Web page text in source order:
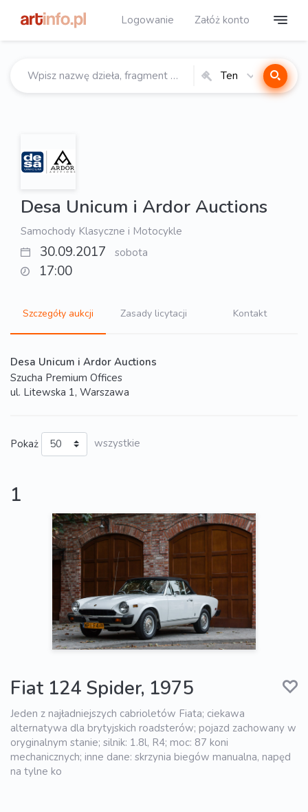
Logowanie Załóż konto
Ten
Desa Unicum i Ardor Auctions
Samochody Klasyczne i Motocykle
30.09.2017 sobota
17:00
Szczegóły aukcji Zasady licytacji Kontakt
Desa Unicum i Ardor Auctions
Szucha Premium Offices
ul. Litewska 1, Warszawa
Pokaż wszystkie
1
Fiat 124 Spider, 1975
Jeden z najładniejszych cabrioletów Fiata; ciekawa
alternatywa dla brytyjskich roadsterów; pojazd zachowany w
oryginalnym stanie; silnik: 1.8l, R4; moc: 87 koni
mechanicznych; inne dane: skrzynia biegów manualna, napęd
na tylne ko